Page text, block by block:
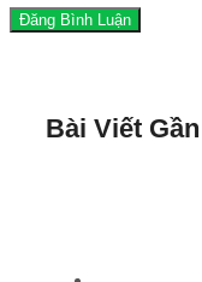
Bài Viết